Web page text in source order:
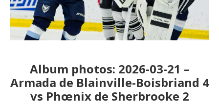
Album photos: 2026-03-21 –
Armada de Blainville-Boisbriand 4
vs Phœnix de Sherbrooke 2